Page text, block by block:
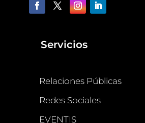
Servicios
Relaciones Públicas
Redes Sociales
EVENTIS